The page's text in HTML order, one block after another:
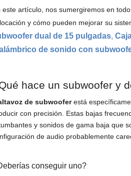
este artículo, nos sumergiremos en
y cómo pueden mejorar su
dual de 15 pulgadas,
de sonido con
hace un subwoofer y
de subwooferestá
con precisión. Estas bajas
y sonidos de gama baja que
de audio probablemente
conseguir uno?